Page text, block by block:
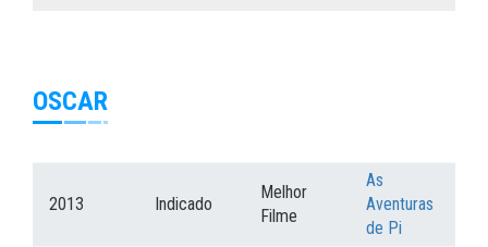
OSCAR
2013 Indicado
Melhor
Filme
As
Aventuras
de Pi